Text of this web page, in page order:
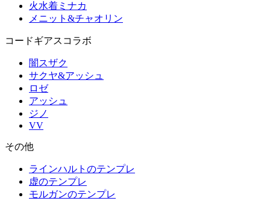
火水着ミナカ
メニット&チャオリン
コードギアスコラボ
闇スザク
サクヤ&アッシュ
ロゼ
アッシュ
ジノ
VV
その他
ラインハルトのテンプレ
虚のテンプレ
モルガンのテンプレ